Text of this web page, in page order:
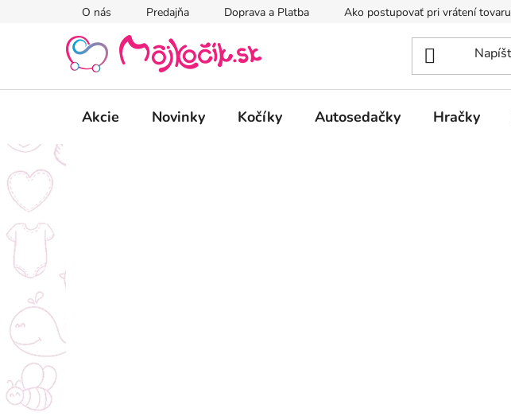
O nás Predajňa Doprava a Platba Ako postupovať pri vrátení tovaru
Akcie Novinky Kočíky Autosedačky Hračky